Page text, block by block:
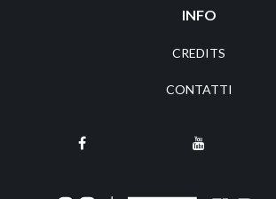
INFO
CREDITS
CONTATTI